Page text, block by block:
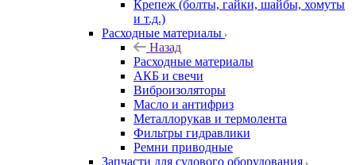
Крепеж (болты, гайки, шайбы, хомуты
и т.д.)
Расходные материалы
Назад
Расходные материалы
АКБ и свечи
Виброизоляторы
Масло и антифриз
Металлорукав и термолента
Фильтры гидравлики
Ремни приводные
Запчасти для судового оборудования